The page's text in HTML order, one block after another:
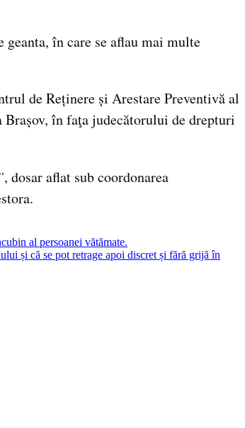
în care se aflau mai multe
de Reținere și Arestare Preventivă al
Brașov, în faţa judecătorului de drepturi
, dosar aflat sub coordonarea
al persoanei vătămate.
și că se pot retrage apoi discret și fără grijă în